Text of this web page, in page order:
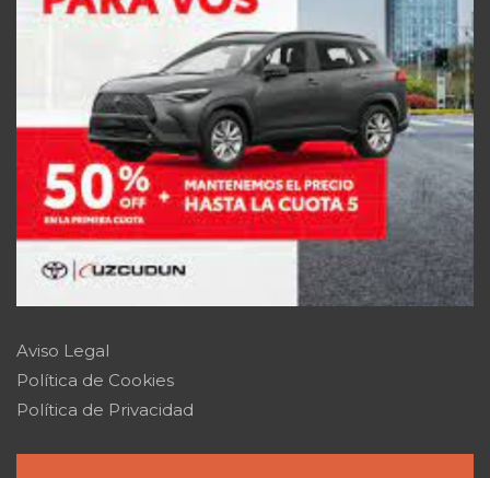
Aviso Legal
Política de Cookies
Política de Privacidad